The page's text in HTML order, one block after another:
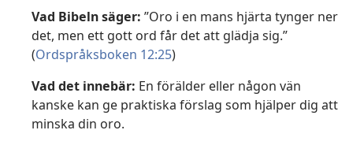
Vad Bibeln säger: ”Oro i en mans hjärta tynger ner
det, men ett gott ord får det att glädja sig.”
(Ordspråksboken 12:25)
Vad det innebär: En förälder eller någon vän
kanske kan ge praktiska förslag som hjälper dig att
minska din oro.